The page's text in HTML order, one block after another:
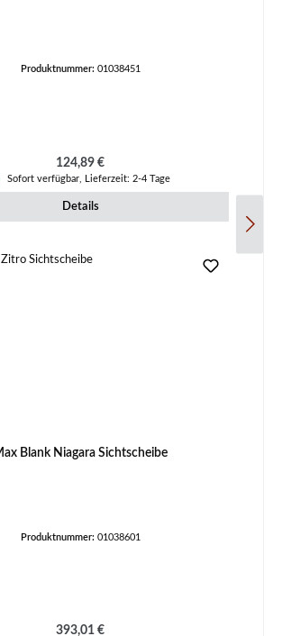
Produktnummer: 01038451
Regulärer Preis:
124,89 €
Sofort verfügbar, Lieferzeit: 2-4 Tage
Details
Blank Niagara Sichtscheibe
Produktnummer: 01038601
Regulärer Preis:
393,01 €